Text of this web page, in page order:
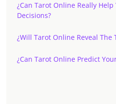
¿Can Tarot Online Really
Decisions?
¿Will Tarot Online Reveal The
¿Can Tarot Online Predict